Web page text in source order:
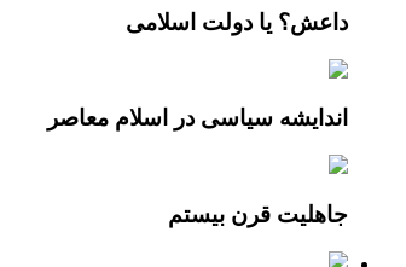
داعش؟ یا دولت اسلامی
اندایشه سیاسی در اسلام معاصر
جاهلیت قرن بیستم